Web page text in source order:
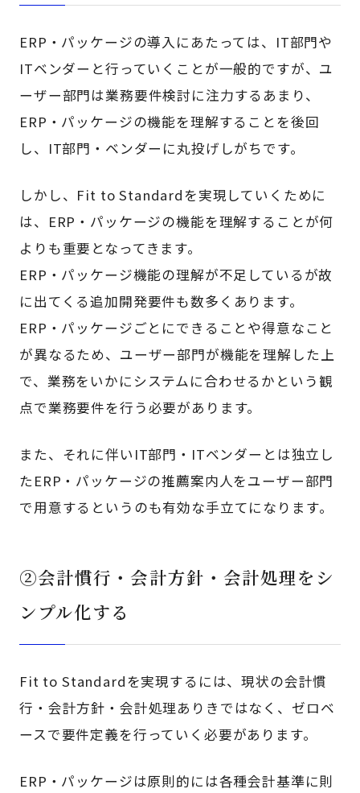
ERP・パッケージの導入にあたっては、IT部門や
ITベンダーと行っていくことが一般的ですが、ユ
ーザー部門は業務要件検討に注力するあまり、
ERP・パッケージの機能を理解することを後回
し、IT部門・ベンダーに丸投げしがちです。
しかし、Fit to Standardを実現していくために
は、ERP・パッケージの機能を理解することが何
よりも重要となってきます。
ERP・パッケージ機能の理解が不足しているが故
に出てくる追加開発要件も数多くあります。
ERP・パッケージごとにできることや得意なこと
が異なるため、ユーザー部門が機能を理解した上
で、業務をいかにシステムに合わせるかという観
点で業務要件を行う必要があります。
また、それに伴いIT部門・ITベンダーとは独立し
たERP・パッケージの推薦案内人をユーザー部門
で用意するというのも有効な手立てになります。
②会計慣行・会計方針・会計処理をシ
ンプル化する
Fit to Standardを実現するには、現状の会計慣
行・会計方針・会計処理ありきではなく、ゼロベ
ースで要件定義を行っていく必要があります。
ERP・パッケージは原則的には各種会計基準に則